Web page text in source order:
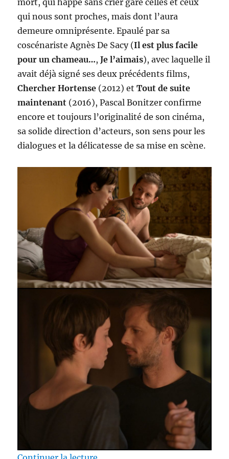
qui nous sont proches, mais dont l’aura
demeure omniprésente. Epaulé par sa
coscénariste Agnès De Sacy (Il est plus facile
pour un chameau…,Je l’aimais), avec laquelle il
avait déjà signé ses deux précédents films,
Chercher Hortense (2012) etTout de suite
maintenant (2016), Pascal Bonitzer confirme
encore et toujours l’originalité de son cinéma,
sa solide direction d’acteurs, son sens pour les
dialogues et la délicatesse de sa mise en scène.